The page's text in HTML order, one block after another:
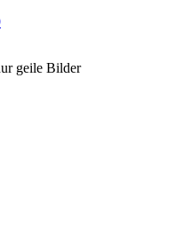
geile Bilder